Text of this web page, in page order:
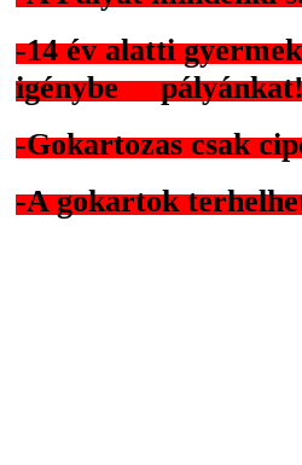
-14 év alatti
igénybe
-Gokartozas csak
-A gokartok